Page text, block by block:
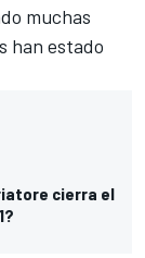
muchas
han estado
cierra el